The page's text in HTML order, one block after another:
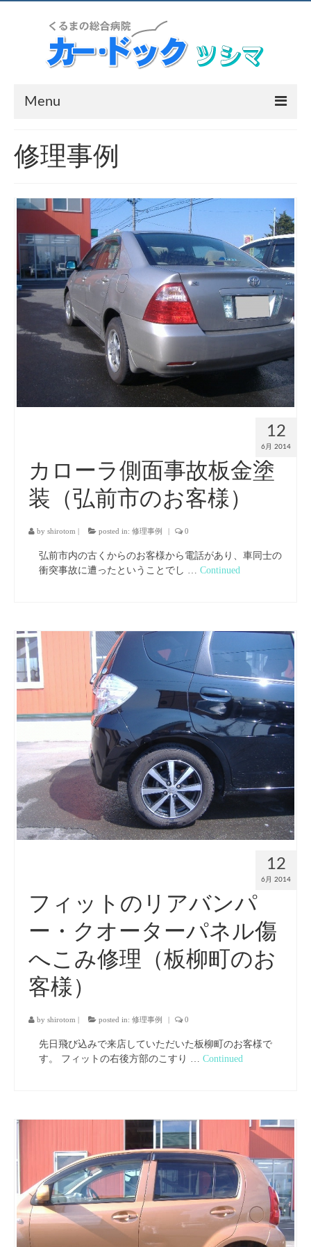
Menu
会社案内
営業内容
工場の案内
アクセス
リンク集
お問合せ
修理事例
12
6月 2014
カローラ側面事故板金塗
装（弘前市のお客様）
by shirotom | posted in: 修理事例 | 0
弘前市内の古くからのお客様から電話があり、車同士の
衝突事故に遭ったということでし … Continued
12
6月 2014
フィットのリアバンパ
ー・クオーターパネル傷
へこみ修理（板柳町のお
客様）
by shirotom | posted in: 修理事例 | 0
先日飛び込みで来店していただいた板柳町のお客様で
す。 フィットの右後方部のこすり … Continued